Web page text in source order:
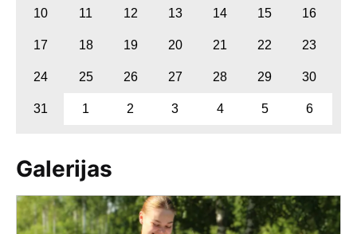
10 11 12 13 14 15 16
17 18 19 20 21 22 23
24 25 26 27 28 29 30
31 1 2 3 4 5 6
Galerijas